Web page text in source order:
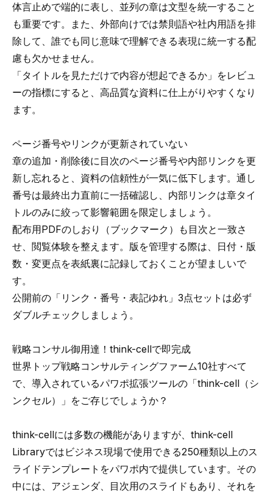
体言止めで端的に表し、並列の章は文型を統一すること
も重要です。また、外部向けでは禁則語や社内用語を排
除して、誰でも同じ意味で理解できる表現に統一する配
慮も欠かせません。
「タイトルを見ただけで内容が想起できるか」をレビュ
ーの指標にすると、高品質な資料に仕上がりやすくなり
ます。
ページ番号やリンクが更新されていない
章の追加・削除後に目次のページ番号や内部リンクを更
新し忘れると、資料の信頼性が一気に低下します。通し
番号は最終出力直前に一括確認し、内部リンクは章タイ
トルのみに絞って影響範囲を限定しましょう。
配布用PDFのしおり（ブックマーク）も目次と一致さ
せ、閲覧体験を整えます。版を管理する際は、日付・版
数・変更点を表紙裏に記録しておくことが望ましいで
す。
公開前の「リンク・番号・表記ゆれ」3点セットは必ず
ダブルチェックしましょう。
戦略コンサル御用達！think-cellで即完成
世界トップ戦略コンサルティングファーム10社すべて
で、導入されているパワポ拡張ツールの「think-cell（シ
ンクセル）」 をご存じでしょうか？
think-cellには多数の機能がありますが、think-cell
Libraryでは ビジネス現場で使用できる250種類以上のス
ライドテンプレートをパワポ内で提供しています。その
中には、アジェンダ、目次用のスライドもあり、それを